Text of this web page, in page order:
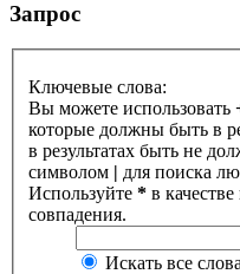
Запрос
Ключевые слова:
Вы можете использовать
которые должны быть в
в результатах быть не
символом | для поиска
Используйте * в
совпадения.
Искать все слова